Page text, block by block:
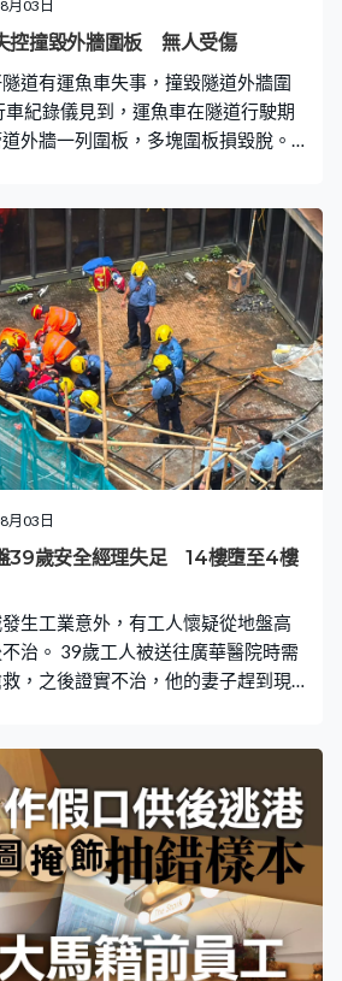
關，為對他們構成壓力，給予8至9
月03日
控撞毀外牆圍板 無人受傷
隧道有運魚車失事，撞毀隧道外牆圍
紀錄儀見到，運魚車在隧道行駛期
外牆一列圍板，多塊圍板損毀脫。
月03日
39歲安全經理失足 14樓墮至4樓
發生工業意外，有工人懷疑從地盤高
治。 39歲工人被送往廣華醫院時需
，之後證實不治，他的妻子趕到現
覺。近20名救援人員出動，花約一
將工人救出。 據了解，他是地盤安
會總幹事蕭倩文：「只知道他在天
作，突然由高處墮下。有同事在一
外原因，當時應該是一起工作，有
時派員就意外原因調查。 涉事地盤
正興建學生宿舍，預計9月會推出首